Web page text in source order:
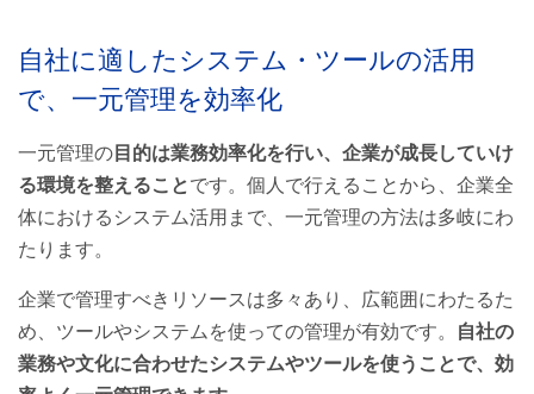
自社に適したシステム・ツールの活用
で、一元管理を効率化
一元管理の 目的は業務効率化を行い、企業が成長していけ
る環境を整えることです。個人で行えることから、企業全
体におけるシステム活用まで、一元管理の方法は多岐にわ
たります。
企業で管理すべきリソースは多々あり、広範囲にわたるた
め、ツールやシステムを使っての管理が有効です。
自社の
業務や文化に合わせたシステムやツールを使うことで、効